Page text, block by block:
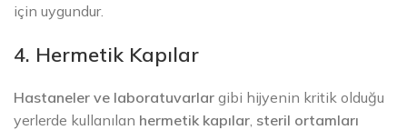
için uygundur.
4. Hermetik Kapılar
Hastaneler ve laboratuvarlar gibi hijyenin kritik olduğu
yerlerde kullanılan hermetik kapılar, steril ortamları